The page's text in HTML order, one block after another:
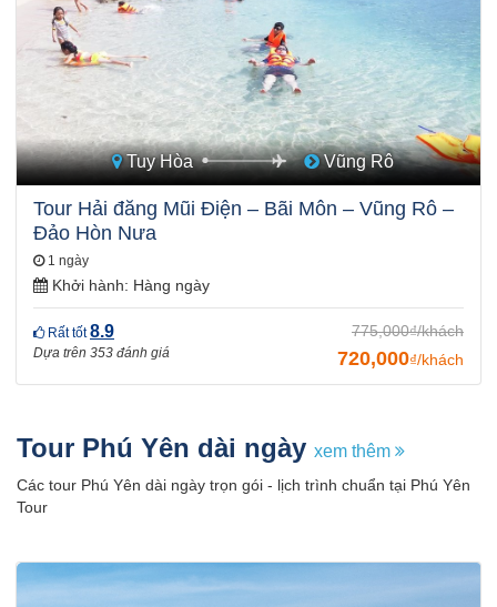
Tuy Hòa Vũng Rô
Tour Hải đăng Mũi Điện – Bãi Môn – Vũng Rô –
Đảo Hòn Nưa
1 ngày
Khởi hành: Hàng ngày
Rất tốt8.9
Dựa trên 353 đánh giá
775,000₫/khách
720,000₫/khách
Tour Phú Yên dài ngày xem thêm
Các tour Phú Yên dài ngày trọn gói - lịch trình chuẩn tại Phú Yên
Tour